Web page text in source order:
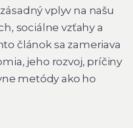
vplyv na našu
sociálne vzťahy a
článok sa zameriava
jeho rozvoj, príčiny
metódy ako ho